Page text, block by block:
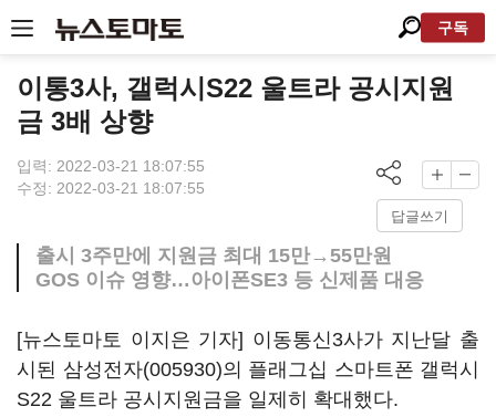
구독
이통3사, 갤럭시S22 울트라 공시지원
금 3배 상향
입력: 2022-03-21 18:07:55
수정: 2022-03-21 18:07:55
답글쓰기
출시 3주만에 지원금 최대 15만→55만원
GOS 이슈 영향…아이폰SE3 등 신제품 대응
[뉴스토마토 이지은 기자] 이동통신3사가 지난달 출
시된 삼성전자(005930)의 플래그십 스마트폰 갤럭시
S22 울트라 공시지원금을 일제히 확대했다.